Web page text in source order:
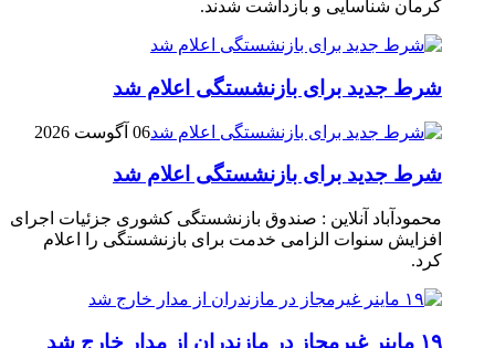
کرمان شناسایی و بازداشت شدند.
شرط جدید برای بازنشستگی اعلام شد
06 آگوست 2026
شرط جدید برای بازنشستگی اعلام شد
محمودآباد آنلاین : صندوق بازنشستگی کشوری جزئیات اجرای
افزایش سنوات الزامی خدمت برای بازنشستگی را اعلام
کرد.
۱۹ ماینر غیرمجاز در مازندران از مدار خارج شد